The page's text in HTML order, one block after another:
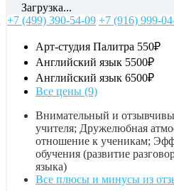
Загрузка...
+7 (499) 390-54-09 +7 (916) 999-
Арт-студия Палитра 550₽
Английский язык 5500₽
Английский язык 6500₽
Все цены (9)
Внимательный и
учителя; Дружелюбная
отношение к ученикам;
обучения (развитие
языка)
Все плюсы и минусы из